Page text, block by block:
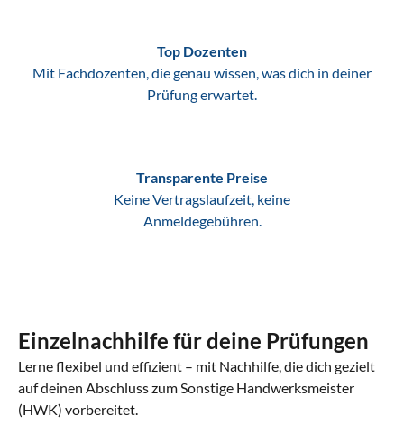
Top Dozenten
Mit Fachdozenten, die genau wissen, was dich in deiner
Prüfung erwartet.
Transparente Preise
Keine Vertragslaufzeit, keine
Anmeldegebühren.
Einzelnachhilfe für deine Prüfungen
Lerne flexibel und effizient – mit Nachhilfe, die dich gezielt
auf deinen Abschluss zum Sonstige Handwerksmeister
(HWK) vorbereitet.